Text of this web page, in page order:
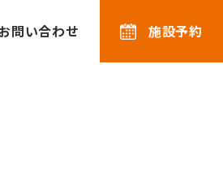
問い合わせ 施設予約